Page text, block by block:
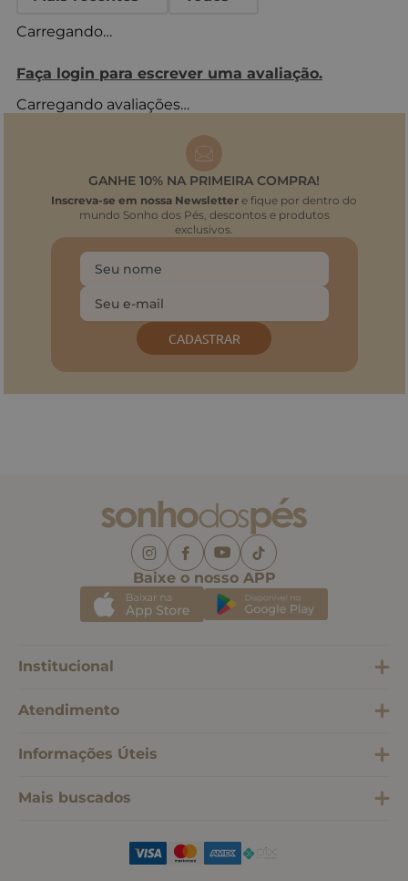
Carregando…
Faça login para escrever uma avaliação.
Carregando avaliações…
GANHE 10% NA PRIMEIRA COMPRA!
Inscreva-se em nossa Newsletter e fique por dentro do
mundo Sonho dos Pés, descontos e produtos
exclusivos.
CADASTRAR
Baixe o nosso APP
Institucional
Atendimento
Informações Úteis
Mais buscados